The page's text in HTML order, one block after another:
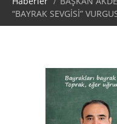
“BAYRAK SEVGİSİ”